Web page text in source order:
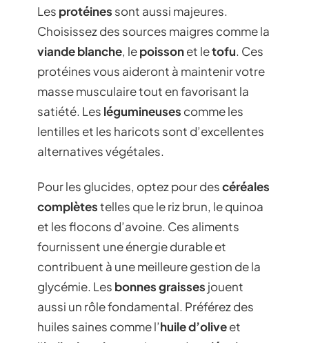
Les protéines sont aussi majeures.
Choisissez des sources maigres comme la
viande blanche, lepoissonet letofu. Ces
protéines vous aideront à maintenir votre
masse musculaire tout en favorisant la
satiété. Les légumineuses comme les
lentilles et les haricots sont d’excellentes
alternatives végétales.
Pour les glucides, optez pour descéréales
complètestelles que le riz brun, le quinoa
et les flocons d’avoine. Ces aliments
fournissent une énergie durable et
contribuent à une meilleure gestion de la
glycémie. Les bonnes graisses jouent
aussi un rôle fondamental. Préférez des
huiles saines comme l’huile d’oliveet